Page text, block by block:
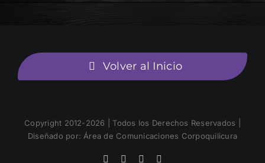
Volver al Inicio
Copyright 2012-2026 | Todos los Derechos Reservados |
Diseñado por: Área de Comunicaciones Corpoquilicura
InstagramFacebook
Tiktok